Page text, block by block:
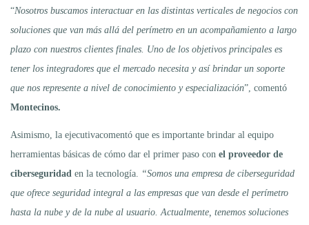
“Nosotros buscamos interactuar en las distintas verticales de negocios con
soluciones que van más allá del perímetro en un acompañamiento a largo
plazo con nuestros clientes finales. Uno de los objetivos principales es
tener los integradores que el mercado necesita y así brindar un soporte
que nos represente a nivel de conocimiento y especialización”, comentó
Montecinos.
Asimismo, la ejecutivacomentó que es importante brindar al equipo
herramientas básicas de cómo dar el primer paso con el proveedor de
ciberseguridad en la tecnología.
“Somos una empresa de ciberseguridad
que ofrece seguridad integral a las empresas que van desde el perímetro
hasta la nube y de la nube al usuario. Actualmente, tenemos soluciones